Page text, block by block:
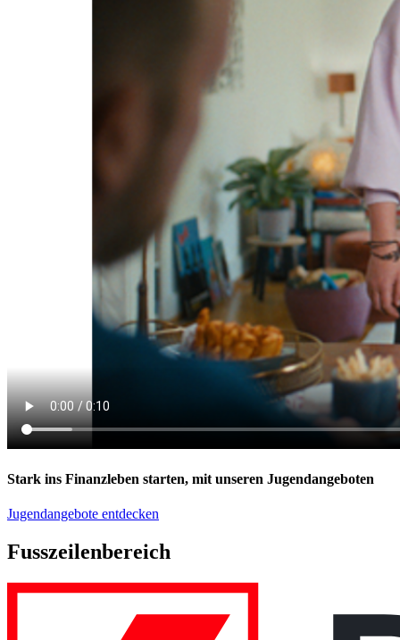
Stark ins Finanzleben starten, mit unseren Jugendangeboten
Jugendangebote entdecken
Fusszeilenbereich